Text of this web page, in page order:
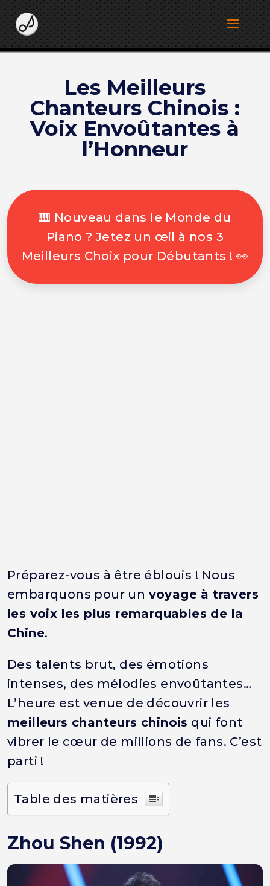
Les Meilleurs
Chanteurs Chinois :
Voix Envoûtantes à
l’Honneur
🎹 Nouveau dans le Monde du
Piano ? Jetez un œil à nos 3
Meilleurs Choix pour Débutants ! 👀
Préparez-vous à être éblouis ! Nous
embarquons pour un voyage à travers
les voix les plus remarquables de la
Chine.
Des talents brut, des émotions
intenses, des mélodies envoûtantes…
L’heure est venue de découvrir les
meilleurs chanteurs chinois qui font
vibrer le cœur de millions de fans. C’est
parti !
Table des matières
Zhou Shen (1992)